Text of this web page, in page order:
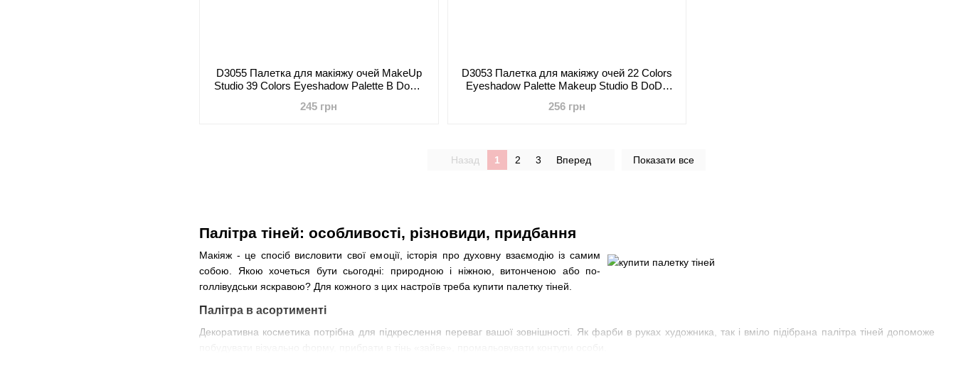
Палітра тіней: особливості, різновиди, придбання
Макіяж - це спосіб висловити свої емоції, історія про духовну взаємодію із самим
собою. Якою хочеться бути сьогодні: природною і ніжною, витонченою або по-
голлівудськи яскравою? Для кожного з цих настроїв треба купити палетку тіней.
Палітра в асортименті
Декоративна косметика потрібна для підкреслення переваг вашої зовнішності. Як фарби в руках художника, так і вміло підібрана палітра тіней допоможе
D3055 Палетка для макіяжу очей MakeUp
Studio 39 Colors Eyeshadow Palette B DoDo
245 грн
D3053 Палетка для макіяжу очей 22 Colors
Eyeshadow Palette Makeup Studio B DoDo
256 грн
Назад 1 2 3 Вперед Показати все